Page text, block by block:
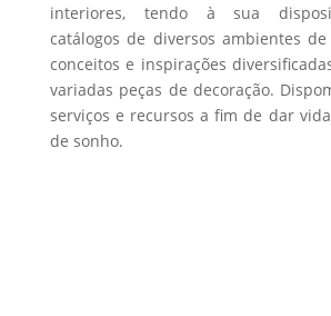
interiores, tendo à sua
catálogos de diversos ambientes
conceitos e inspirações
variadas peças de decoração.
serviços e recursos a fim de dar
de sonho.